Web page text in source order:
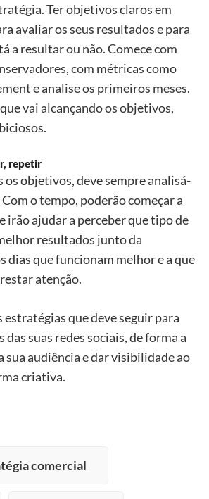
égia. Ter objetivos claros em
avaliar os seus resultados e para
a resultar ou não. Comece com
com métricas como
e analise os primeiros meses.
vai alcançando os objetivos,
repetir
os objetivos, deve sempre analisá-
o tempo, poderão começar a
irão ajudar a perceber que tipo de
resultados junto da
dias que funcionam melhor e a que
atenção.
estratégias que deve seguir para
suas redes sociais, de forma a
sua audiência e dar visibilidade ao
criativa.
comercial